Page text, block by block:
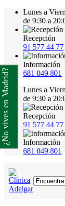
Lunes a
de 9:30 a
Recepción
91 577 44 77
Información
681 049 801
Lunes a
de 9:30 a
Recepción
91 577 44 77
Información
681 049 801
¿No vives en Madrid?